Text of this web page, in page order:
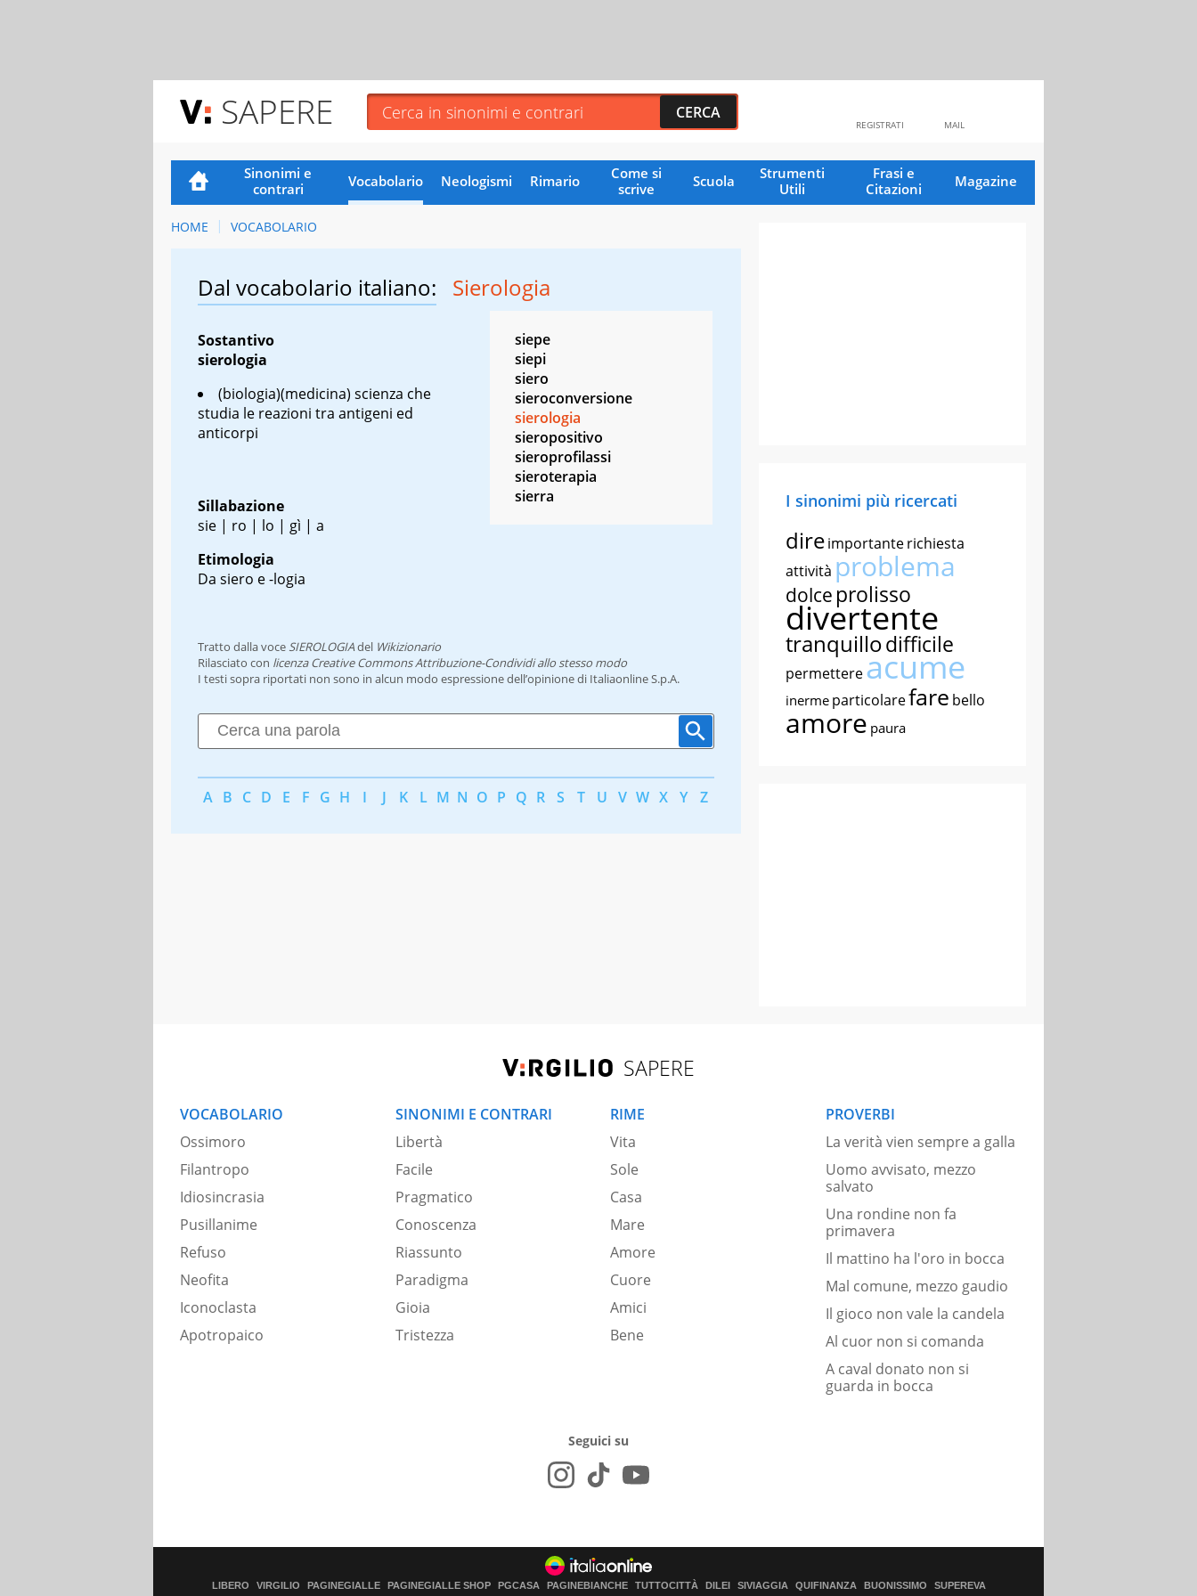
SAPERE MAIL
REGISTRATI
Sinonimi e
contrari
Vocabolario Neologismi Rimario
Come si
scrive
Scuola
Strumenti
Utili
Frasi e
Citazioni
Magazine
HOME VOCABOLARIO
Dal vocabolario italiano: Sierologia
Sostantivo
sierologia
(biologia)(medicina) scienza che
studia le reazioni tra antigeni ed
anticorpi
Sillabazione
sie | ro | lo | gì | a
Etimologia
Da siero e -logia
siepe
siepi
siero
sieroconversione
sierologia
sieropositivo
sieroprofilassi
sieroterapia
sierra
Tratto dalla voce SIEROLOGIAdel Wikizionario
Rilasciato con licenza Creative Commons Attribuzione-Condividi allo stesso modo
I testi sopra riportati non sono in alcun modo espressione dell’opinione di Italiaonline S.p.A.
A B C D E F G H I J K L M N O P Q R S T U V W X Y Z
I sinonimi più ricercati
direimportanterichiesta
attività problema
dolce prolisso
divertente
tranquillodifficile
permettereacume
inerme particolarefare bello
amore paura
SAPERE
VOCABOLARIO
Ossimoro
Filantropo
Idiosincrasia
Pusillanime
Refuso
Neofita
Iconoclasta
Apotropaico
SINONIMI E CONTRARI
Libertà
Facile
Pragmatico
Conoscenza
Riassunto
Paradigma
Gioia
Tristezza
RIME
Vita
Sole
Casa
Mare
Amore
Cuore
Amici
Bene
PROVERBI
La verità vien sempre a galla
Uomo avvisato, mezzo
salvato
Una rondine non fa
primavera
Il mattino ha l'oro in bocca
Mal comune, mezzo gaudio
Il gioco non vale la candela
Al cuor non si comanda
A caval donato non si
guarda in bocca
Seguici su
LIBERO VIRGILIO PAGINEGIALLE PAGINEGIALLE SHOP PGCASA PAGINEBIANCHE TUTTOCITTÀ DILEI SIVIAGGIA QUIFINANZA BUONISSIMO SUPEREVA